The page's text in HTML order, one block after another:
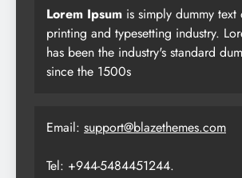
Lorem Ipsum is simply dummy text
printing and typesetting industry.
has been the industry's standard
since the 1500s
Email: support@blazethemes.com
Tel: +944-5484451244.